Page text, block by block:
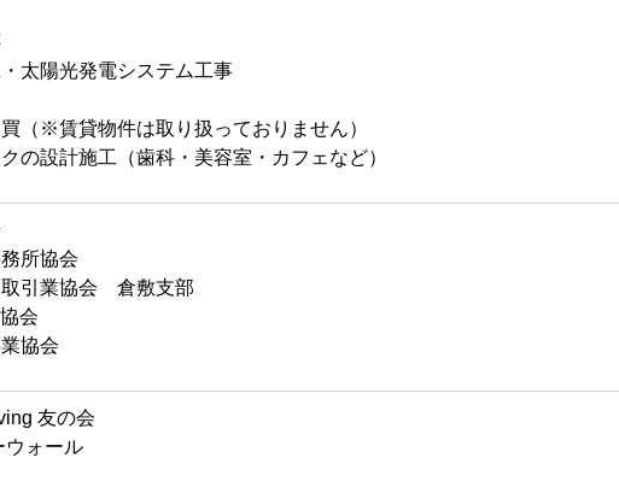
太陽光発電システム工事
（※賃貸物件は取り扱っておりません）
の設計施工（歯科・美容室・カフェなど）
所協会
取引業協会 倉敷支部
会
協会
友の会
ォール